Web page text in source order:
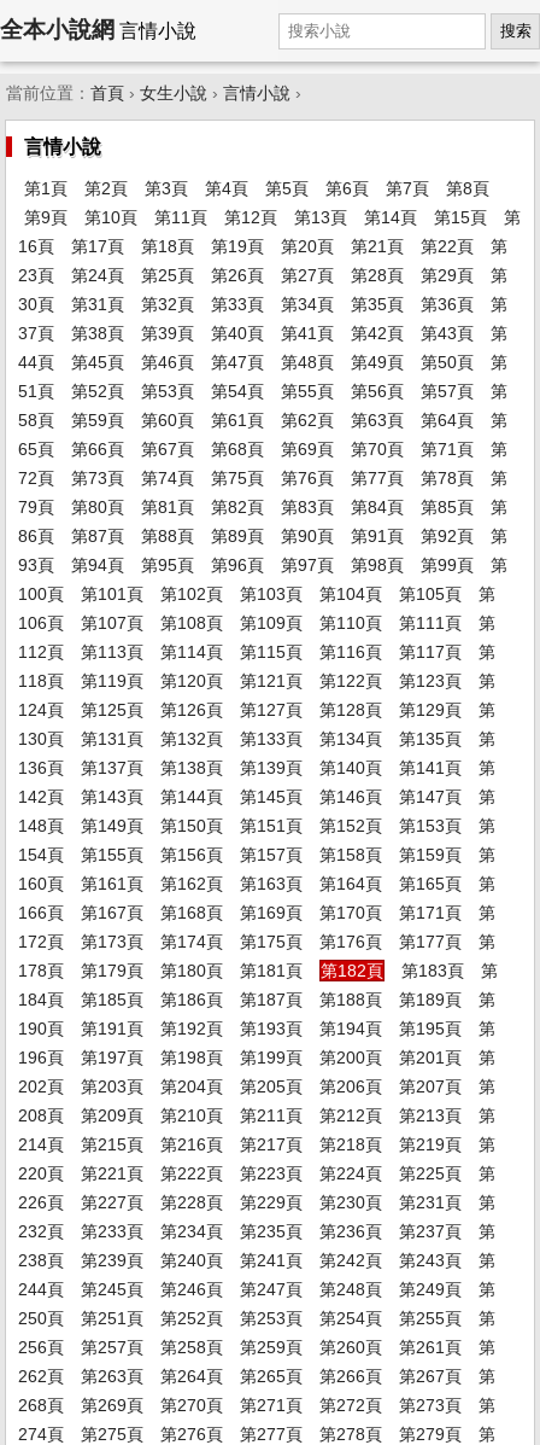
全本小說網 言情小說 搜索
當前位置： 首頁 › 女生小說 › 言情小說 ›
言情小說
第1頁 第2頁 第3頁 第4頁 第5頁 第6頁 第7頁
第8頁
第9頁
第10頁 第11頁 第12頁 第13頁 第14頁 第15頁
第
16頁
第17頁 第18頁 第19頁 第20頁 第21頁 第22頁
第
23頁
第24頁 第25頁 第26頁 第27頁 第28頁 第29頁
第
30頁
第31頁 第32頁 第33頁 第34頁 第35頁 第36頁
第
37頁
第38頁 第39頁 第40頁 第41頁 第42頁 第43頁
第
44頁
第45頁 第46頁 第47頁 第48頁 第49頁 第50頁
第
51頁
第52頁 第53頁 第54頁 第55頁 第56頁 第57頁
第
58頁
第59頁 第60頁 第61頁 第62頁 第63頁 第64頁
第
65頁
第66頁 第67頁 第68頁 第69頁 第70頁 第71頁
第
72頁
第73頁 第74頁 第75頁 第76頁 第77頁 第78頁
第
79頁
第80頁 第81頁 第82頁 第83頁 第84頁 第85頁
第
86頁
第87頁 第88頁 第89頁 第90頁 第91頁 第92頁
第
93頁
第94頁 第95頁 第96頁 第97頁 第98頁 第99頁
第
100頁
第101頁 第102頁 第103頁 第104頁 第105頁
第
106頁
第107頁 第108頁 第109頁 第110頁 第111頁
第
112頁
第113頁 第114頁 第115頁 第116頁 第117頁
第
118頁
第119頁 第120頁 第121頁 第122頁 第123頁
第
124頁
第125頁 第126頁 第127頁 第128頁 第129頁
第
130頁
第131頁 第132頁 第133頁 第134頁 第135頁
第
136頁
第137頁 第138頁 第139頁 第140頁 第141頁
第
142頁
第143頁 第144頁 第145頁 第146頁 第147頁
第
148頁
第149頁 第150頁 第151頁 第152頁 第153頁
第
154頁
第155頁 第156頁 第157頁 第158頁 第159頁
第
160頁
第161頁 第162頁 第163頁 第164頁 第165頁
第
166頁
第167頁 第168頁 第169頁 第170頁 第171頁
第
172頁
第173頁 第174頁 第175頁 第176頁 第177頁
第
178頁
第179頁 第180頁 第181頁 第182頁 第183頁
第
184頁
第185頁 第186頁 第187頁 第188頁 第189頁
第
190頁
第191頁 第192頁 第193頁 第194頁 第195頁
第
196頁
第197頁 第198頁 第199頁 第200頁 第201頁
第
202頁
第203頁 第204頁 第205頁 第206頁 第207頁
第
208頁
第209頁 第210頁 第211頁 第212頁 第213頁
第
214頁
第215頁 第216頁 第217頁 第218頁 第219頁
第
220頁
第221頁 第222頁 第223頁 第224頁 第225頁
第
226頁
第227頁 第228頁 第229頁 第230頁 第231頁
第
232頁
第233頁 第234頁 第235頁 第236頁 第237頁
第
238頁
第239頁 第240頁 第241頁 第242頁 第243頁
第
244頁
第245頁 第246頁 第247頁 第248頁 第249頁
第
250頁
第251頁 第252頁 第253頁 第254頁 第255頁
第
256頁
第257頁 第258頁 第259頁 第260頁 第261頁
第
262頁
第263頁 第264頁 第265頁 第266頁 第267頁
第
268頁
第269頁 第270頁 第271頁 第272頁 第273頁
第
274頁
第275頁 第276頁 第277頁 第278頁 第279頁
第